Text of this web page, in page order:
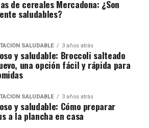
de cereales Mercadona: ¿Son
saludables?
SALUDABLE 3 años atrás
y saludable: Broccoli salteado
una opción fácil y rápida para
SALUDABLE 3 años atrás
y saludable: Cómo preparar
a la plancha en casa